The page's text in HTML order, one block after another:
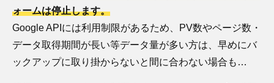
ォームは停止します。
Google APIには利用制限があるため、PV数やページ数・
データ取得期間が長い等データ量が多い方は、早めにバ
ックアップに取り掛からないと間に合わない場合も…